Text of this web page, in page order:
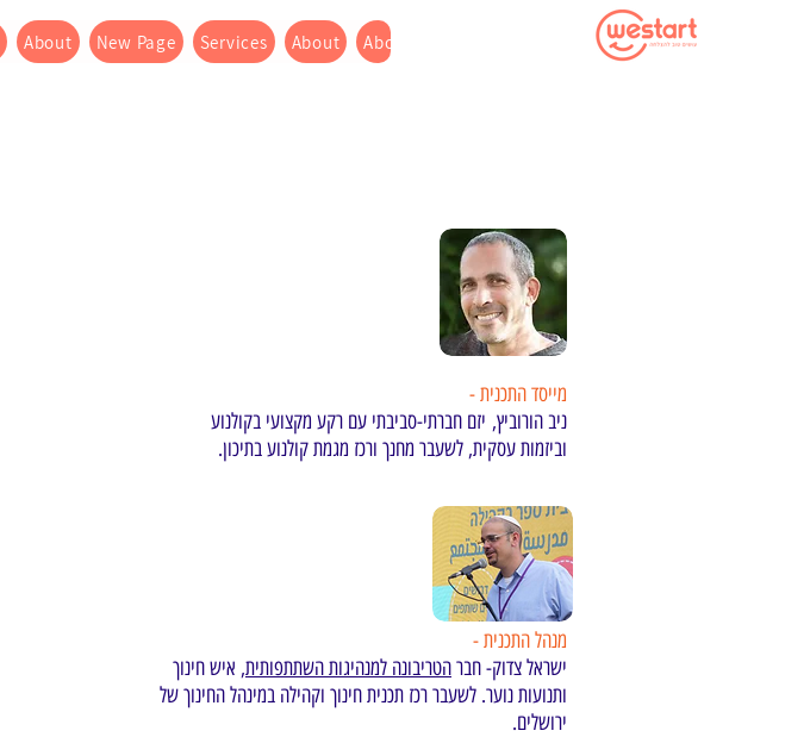
About New Page Services About About Landing Page About
מייסד התכנית -
ניב הורוביץ, יזם חברתי-סביבתי עם רקע מקצועי בקולנוע
וביזמות עסקית, לשעבר מחנך ורכז מגמת קולנוע בתיכון.
מנהל התכנית -
ישראל צדוק- חברהטריבונה למנהיגות השתתפותית, איש חינוך
ותנועות נוער. לשעבר רכז תכנית חינוך וקהילה במינהל החינוך של
ירושלים.